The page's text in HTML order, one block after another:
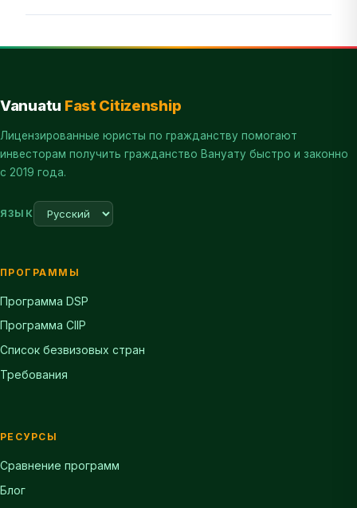
Vanuatu Fast Citizenship
Лицензированные юристы по гражданству помогают
инвесторам получить гражданство Вануату быстро и законно
с 2019 года.
ЯЗЫК
ПРОГРАММЫ
Программа DSP
Программа CIIP
Список безвизовых стран
Требования
РЕСУРСЫ
Сравнение программ
Блог